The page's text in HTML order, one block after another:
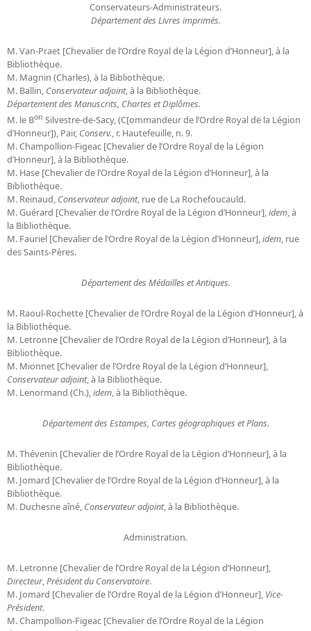
Conservateurs-Administrateurs.
Département des Livres imprimés.
M. Van-Praet [Chevalier de l’Ordre Royal de la Légion d’Honneur], à la
Bibliothèque.
M. Magnin (Charles), à la Bibliothèque.
M. Ballin, Conservateur adjoint, à la Bibliothèque.
Département des Manuscrits, Chartes et Diplômes.
M. le Bon Silvestre-de-Sacy, (C[ommandeur de l’Ordre Royal de la Légion
d’Honneur]), Pair, Conserv., r. Hautefeuille, n. 9.
M. Champollion-Figeac [Chevalier de l’Ordre Royal de la Légion
d’Honneur], à la Bibliothèque.
M. Hase [Chevalier de l’Ordre Royal de la Légion d’Honneur], à la
Bibliothèque.
M. Reinaud, Conservateur adjoint, rue de La Rochefoucauld.
M. Guérard [Chevalier de l’Ordre Royal de la Légion d’Honneur],idem, à
la Bibliothèque.
M. Fauriel [Chevalier de l’Ordre Royal de la Légion d’Honneur],idem, rue
des Saints-Pères.
Département des Médailles et Antiques.
M. Raoul-Rochette [Chevalier de l’Ordre Royal de la Légion d’Honneur], à
la Bibliothèque.
M. Letronne [Chevalier de l’Ordre Royal de la Légion d’Honneur], à la
Bibliothèque.
M. Mionnet [Chevalier de l’Ordre Royal de la Légion d’Honneur],
Conservateur adjoint, à la Bibliothèque.
M. Lenormand (Ch.),idem, à la Bibliothèque.
Département des Estampes, Cartes géographiques et Plans.
M. Thévenin [Chevalier de l’Ordre Royal de la Légion d’Honneur], à la
Bibliothèque.
M. Jomard [Chevalier de l’Ordre Royal de la Légion d’Honneur], à la
Bibliothèque.
M. Duchesne aîné, Conservateur adjoint, à la Bibliothèque.
Administration.
M. Letronne [Chevalier de l’Ordre Royal de la Légion d’Honneur],
Directeur,Président du Conservatoire.
M. Jomard [Chevalier de l’Ordre Royal de la Légion d’Honneur], Vice-
Président.
M. Champollion-Figeac [Chevalier de l’Ordre Royal de la Légion